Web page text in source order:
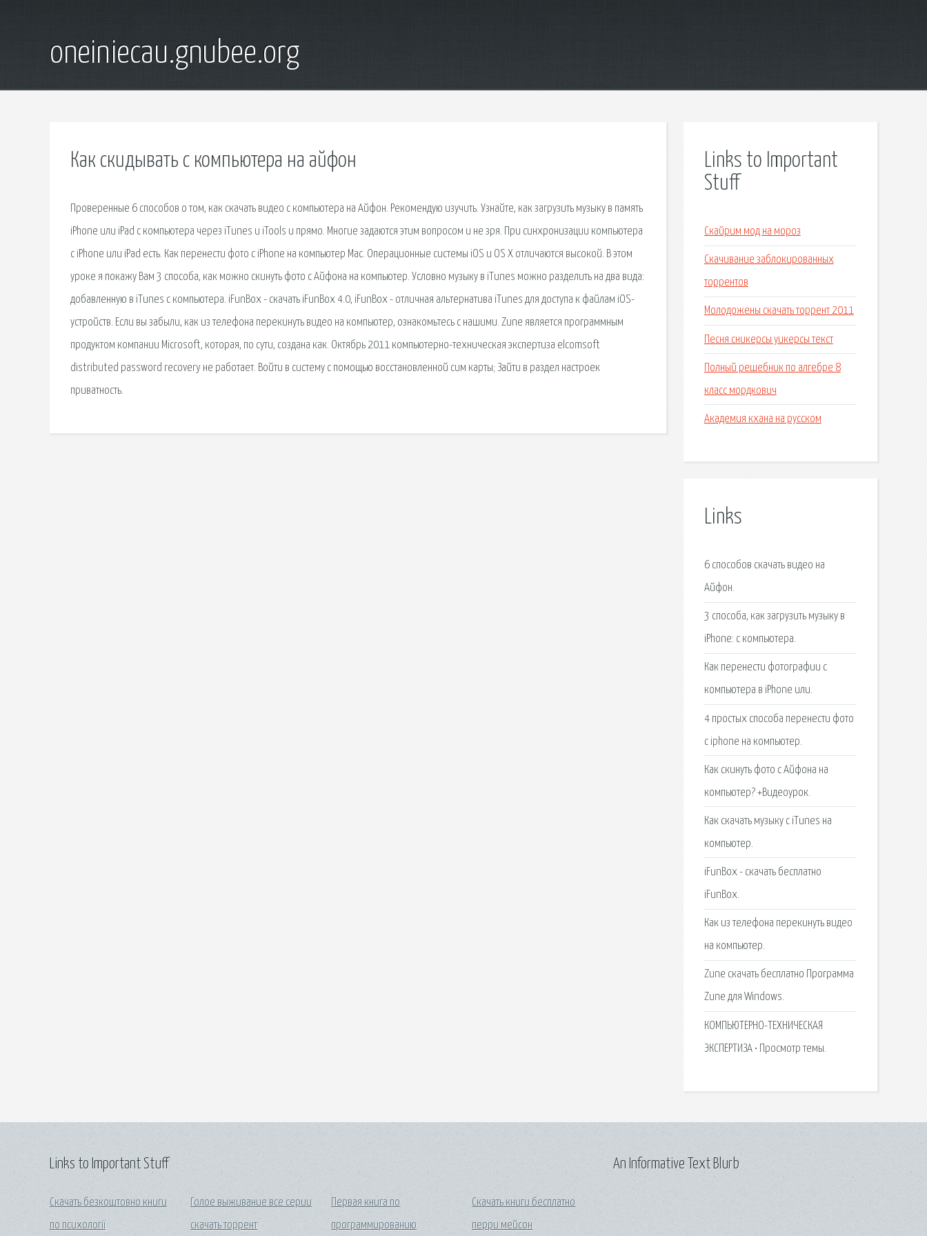
oneiniecau.gnubee.org
Как скидывать с компьютера на айфон
Проверенные 6 способов о том, как скачать видео с компьютера на Айфон. Рекомендую изучить. Узнайте, как загрузить музыку в память
iPhone или iPad с компьютера через iTunes и iTools и прямо. Многие задаются этим вопросом и не зря. При синхронизации компьютера
с iPhone или iPad есть. Как перенести фото с iPhone на компьютер Mac. Операционные системы iOS и OS X отличаются высокой. В этом
уроке я покажу Вам 3 способа, как можно скинуть фото с Айфона на компьютер. Условно музыку в iTunes можно разделить на два вида:
добавленную в iTunes с компьютера. iFunBox - скачать iFunBox 4.0, iFunBox - отличная альтернатива iTunes для доступа к файлам iOS-
устройств. Если вы забыли, как из телефона перекинуть видео на компьютер, ознакомьтесь с нашими. Zune является программным
продуктом компании Microsoft, которая, по сути, создана как. Октябрь 2011 компьютерно-техническая экспертиза elcomsoft
distributed password recovery не работает. Войти в систему с помощью восстановленной сим карты; Зайти в раздел настроек
приватность.
Links to Important
Stuff
Скайрим мод на мороз
Скачивание заблокированных
торрентов
Молодожены скачать торрент 2011
Песня сникерсы уикерсы текст
Полный решебник по алгебре 8
класс мордкович
Академия кхана на русском
Links
6 способов скачать видео на
Айфон.
3 способа, как загрузить музыку в
iPhone: с компьютера.
Как перенести фотографии с
компьютера в iPhone или.
4 простых способа перенести фото
с iphone на компьютер.
Как скинуть фото с Айфона на
компьютер? +Видеоурок.
Как скачать музыку с iTunes на
компьютер.
iFunBox - скачать бесплатно
iFunBox.
Как из телефона перекинуть видео
на компьютер.
Zune скачать бесплатно Программа
Zune для Windows.
КОМПЬЮТЕРНО-ТЕХНИЧЕСКАЯ
ЭКСПЕРТИЗА • Просмотр темы.
Links to Important Stuff
Скачать безкоштовно книги
по психології
Голое выживание все серии
скачать торрент
Первая книга по
программированию
Скачать книги бесплатно
перри мейсон
An Informative Text Blurb